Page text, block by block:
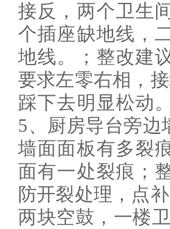
接反，两个卫生
个插座缺地线，
地线。；整改建
要求左零右相，
踩下去明显松动
5、厨房导台旁边
墙面面板有多裂
面有一处裂痕；
防开裂处理，点
两块空鼓，一楼